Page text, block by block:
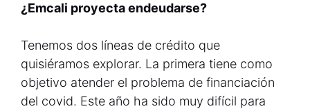
¿Emcali proyecta endeudarse?
Tenemos dos líneas de crédito que
quisiéramos explorar. La primera tiene como
objetivo atender el problema de financiación
del covid. Este año ha sido muy difícil para